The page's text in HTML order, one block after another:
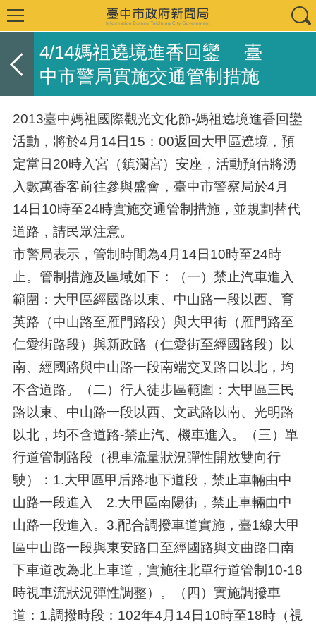
4/14媽祖遶境進香回鑾 臺
中市警局實施交通管制措施
2013臺中媽祖國際觀光文化節-媽祖遶境進香回鑾
活動，將於4月14日15：00返回大甲區遶境，預
定當日20時入宮（鎮瀾宮）安座，活動預估將湧
入數萬香客前往參與盛會，臺中市警察局於4月
14日10時至24時實施交通管制措施，並規劃替代
道路，請民眾注意。
市警局表示，管制時間為4月14日10時至24時
止。管制措施及區域如下：（一）禁止汽車進入
範圍：大甲區經國路以東、中山路一段以西、育
英路（中山路至雁門路段）與大甲街（雁門路至
仁愛街路段）與新政路（仁愛街至經國路段）以
南、經國路與中山路一段南端交叉路口以北，均
不含道路。（二）行人徒步區範圍：大甲區三民
路以東、中山路一段以西、文武路以南、光明路
以北，均不含道路-禁止汽、機車進入。（三）單
行道管制路段（視車流量狀況彈性開放雙向行
駛）：1.大甲區甲后路地下道段，禁止車輛由中
山路一段進入。2.大甲區南陽街，禁止車輛由中
山路一段進入。3.配合調撥車道實施，臺1線大甲
區中山路一段與東安路口至經國路與文曲路口南
下車道改為北上車道，實施往北單行道管制10-18
時視車流狀況彈性調整）。（四）實施調撥車
道：1.調撥時段：102年4月14日10時至18時（視